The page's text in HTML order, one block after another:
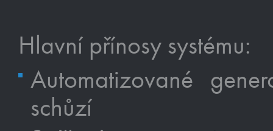
Hlavní přínosy systému:
Automatizované
schůzí